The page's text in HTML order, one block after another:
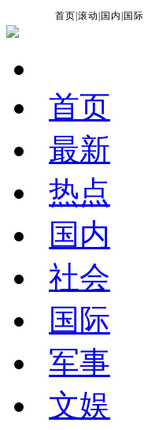
首页 |滚动 国内 国际
首页
最新
热点
国内
社会
国际
军事
文娱